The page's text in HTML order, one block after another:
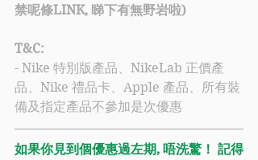
禁呢條LINK, 睇下有無野岩啦)
T&C:
- Nike 特別版產品、NikeLab 正價產
品、Nike 禮品卡、Apple 產品、所有裝
備及指定產品不參加是次優惠
如果你見到個優惠過左期, 唔洗驚！ 記得